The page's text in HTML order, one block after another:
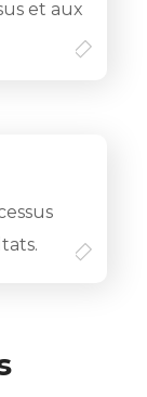
et aux